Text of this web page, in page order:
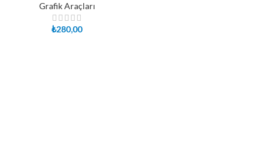
Grafik Araçları
₺280,00